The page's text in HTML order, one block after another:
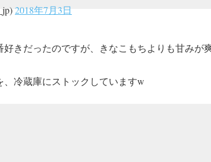
2018年7月3日
きだったのですが、きなこもちよりも甘みが
冷蔵庫にストックしていますw